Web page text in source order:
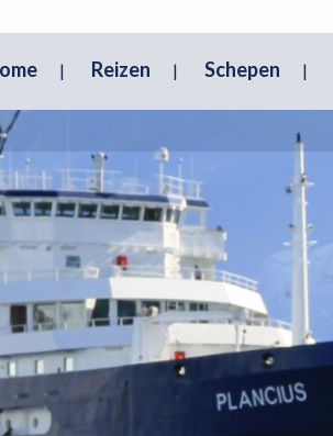
Reizen Schepen